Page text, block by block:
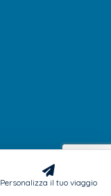
Personalizza il tuo viaggio